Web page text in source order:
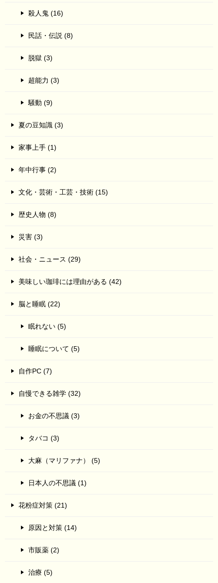
殺人鬼 (16)
民話・伝説 (8)
脱獄 (3)
超能力 (3)
騒動 (9)
夏の豆知識 (3)
家事上手 (1)
年中行事 (2)
文化・芸術・工芸・技術 (15)
歴史人物 (8)
災害 (3)
社会・ニュース (29)
美味しい珈琲には理由がある (42)
脳と睡眠 (22)
眠れない (5)
睡眠について (5)
自作PC (7)
自慢できる雑学 (32)
お金の不思議 (3)
タバコ (3)
大麻（マリファナ） (5)
日本人の不思議 (1)
花粉症対策 (21)
原因と対策 (14)
市販薬 (2)
治療 (5)